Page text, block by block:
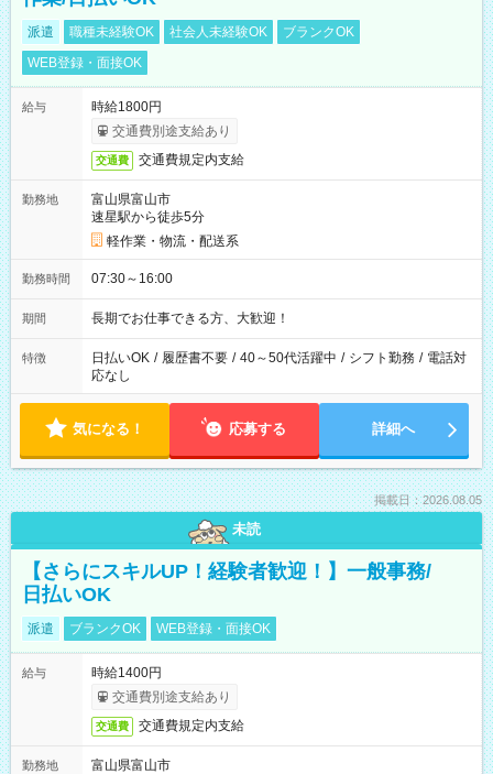
派遣 職種未経験OK 社会人未経験OK
ブランクOK
WEB登録・面接OK
給与
時給1800円
交通費別途支給あり
交通費 交通費規定内支給
勤務地
富山県富山市
速星駅から徒歩5分
軽作業・物流・配送系
勤務時間 07:30～16:00
期間 長期でお仕事できる方、大歓迎！
特徴 日払いOK / 履歴書不要 / 40～50代活躍中 / シフト勤務 / 電話対
応なし
気になる！ 応募する 詳細へ
掲載日：2026.08.05
未読
【さらにスキルUP！経験者歓迎！】一般事務/
日払いOK
派遣 ブランクOK WEB登録・面接OK
給与
時給1400円
交通費別途支給あり
交通費 交通費規定内支給
勤務地
富山県富山市